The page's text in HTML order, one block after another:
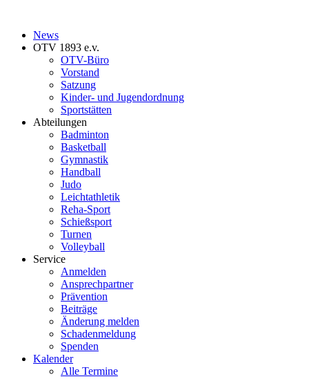
News
OTV 1893 e.v.
OTV-Büro
Vorstand
Satzung
Kinder- und Jugendordnung
Sportstätten
Abteilungen
Badminton
Basketball
Gymnastik
Handball
Judo
Leichtathletik
Reha-Sport
Schießsport
Turnen
Volleyball
Service
Anmelden
Ansprechpartner
Prävention
Beiträge
Änderung melden
Schadenmeldung
Spenden
Kalender
Alle Termine